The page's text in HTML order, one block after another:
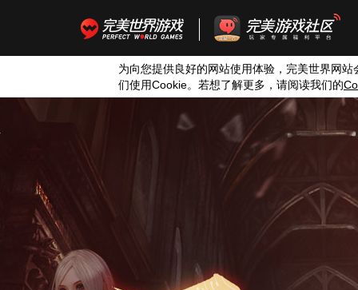
为向您提供良好的网站使用体验，完美世界网
们使用Cookie。若想了解更多，请阅读我们的